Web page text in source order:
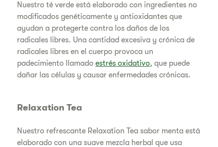
Nuestro té verde está elaborado con ingredientes no
modificados genéticamente y antioxidantes que
ayudan a protegerte contra los daños de los
radicales libres. Una cantidad excesiva y crónica de
radicales libres en el cuerpo provoca un
padecimiento llamadoestrés oxidativo, que puede
dañar las células y causar enfermedades crónicas.
Relaxation Tea
Nuestro refrescante Relaxation Tea sabor menta está
elaborado con una suave mezcla herbal que usa